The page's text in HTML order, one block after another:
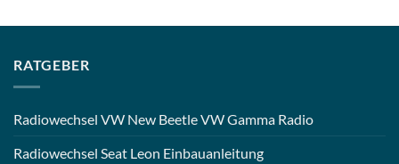
RATGEBER
Radiowechsel VW New Beetle VW Gamma Radio
Radiowechsel Seat Leon Einbauanleitung